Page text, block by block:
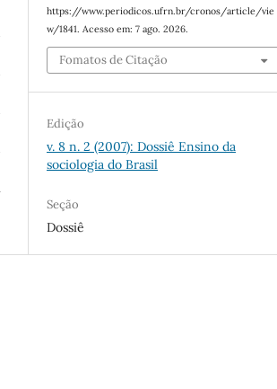
https://www.periodicos.ufrn.br/cronos/article/vie
w/1841. Acesso em: 7 ago. 2026.
Fomatos de Citação
Edição
v. 8 n. 2 (2007): Dossiê Ensino da
sociologia do Brasil
Seção
Dossiê